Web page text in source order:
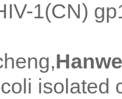
1(CN)
isolated